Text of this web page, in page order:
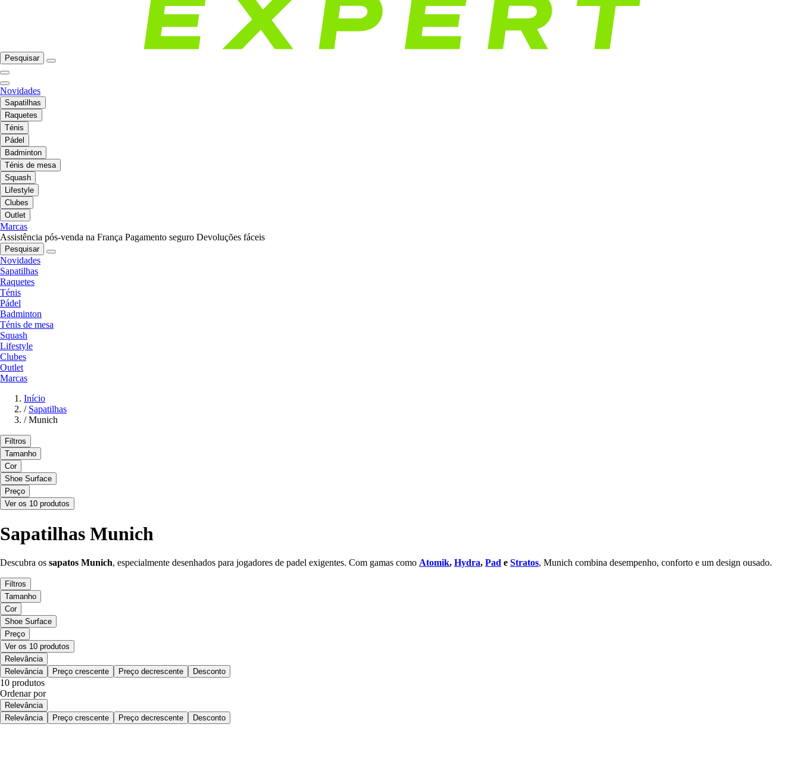
Pesquisar
Novidades
Sapatilhas
Raquetes
Ténis
Pádel
Badminton
Ténis de mesa
Squash
Lifestyle
Clubes
Outlet
Marcas
Assistência pós-venda na França Pagamento seguro Devoluções fáceis
Pesquisar
Novidades
Sapatilhas
Raquetes
Ténis
Pádel
Badminton
Ténis de mesa
Squash
Lifestyle
Clubes
Outlet
Marcas
Início
/ Sapatilhas
/ Munich
Filtros
Tamanho
Cor
Shoe Surface
Preço
Ver os 10 produtos
Sapatilhas Munich
Descubra os sapatos Munich, especialmente desenhados para jogadores de padel exigentes. Com gamas como Atomik, Hydra, Pad e Stratos, Munich combina desempenho, conforto e um design ousado.
Filtros
Tamanho
Cor
Shoe Surface
Preço
Ver os 10 produtos
Relevância
Relevância
Preço crescente Preço decrescente Desconto
10 produtos
Ordenar por
Relevância
Relevância
Preço crescente Preço decrescente Desconto